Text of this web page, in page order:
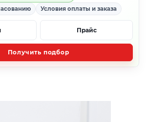
Условия оплаты и заказа
Прайс
Получить подбор